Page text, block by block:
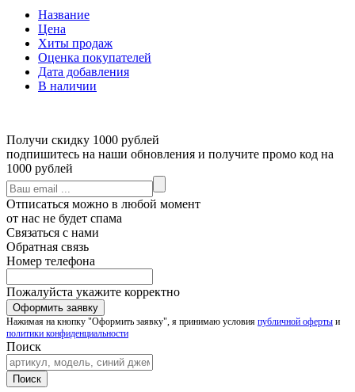
Название
Цена
Хиты продаж
Оценка покупателей
Дата добавления
В наличии
Получи скидку 1000 рублей
подпишитесь на наши обновления и получите промо код на
1000 рублей
Отписаться можно в любой момент
от нас не будет спама
Связаться с нами
Обратная связь
Номер телефона
Пожалуйста укажите корректно
Нажимая на кнопку "Оформить заявку", я принимаю условия публичной оферты и
политики конфиденциальности
Поиск